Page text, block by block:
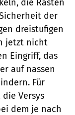
die Rasten
der
dreistufigen
jetzt nicht
Eingriff, das
auf nassen
Für
Versys
dem je nach